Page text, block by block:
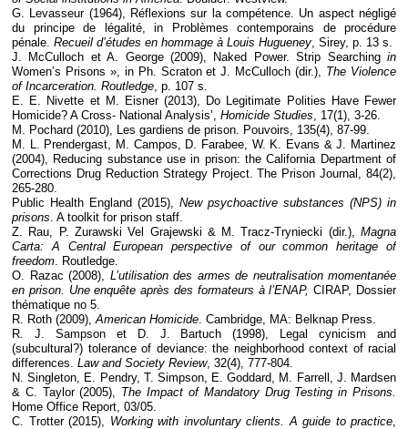
G. Levasseur (1964), Réflexions sur la compétence. Un aspect négligé
du principe de légalité, in Problèmes contemporains de procédure
pénale. Recueil d’études en hommage à Louis Hugueney , Sirey, p. 13 s.
J. McCulloch et A. George (2009), Naked Power. Strip Searching in
Women’s Prisons », in Ph. Scraton et J. McCulloch (dir.), The Violence
of Incarceration. Routledge , p. 107 s.
E. E. Nivette et M. Eisner (2013), Do Legitimate Polities Have Fewer
Homicide? A Cross- National Analysis’, Homicide Studies , 17(1), 3-26.
M. Pochard (2010), Les gardiens de prison. Pouvoirs, 135(4), 87-99.
M. L. Prendergast, M. Campos, D. Farabee, W. K. Evans & J. Martinez
(2004), Reducing substance use in prison: the California Department of
Corrections Drug Reduction Strategy Project. The Prison Journal, 84(2),
265-280.
Public Health England (2015), New psychoactive substances (NPS) in
prisons . A toolkit for prison staff.
Z. Rau, P. Zurawski Vel Grajewski & M. Tracz-Tryniecki (dir.), Magna
Carta: A Central European perspective of our common heritage of
freedom . Routledge.
O. Razac (2008),
L’utilisation des armes de neutralisation momentanée
en prison. Une enquête après des formateurs à l’ENAP, CIRAP, Dossier
thématique no 5.
R. Roth (2009), American Homicide . Cambridge, MA: Belknap Press.
R. J. Sampson et D. J. Bartuch (1998), Legal cynicism and
(subcultural?) tolerance of deviance: the neighborhood context of racial
differences. Law and Society Review, 32(4), 777-804.
N. Singleton, E. Pendry, T. Simpson, E. Goddard, M. Farrell, J. Mardsen
& C. Taylor (2005), The Impact of Mandatory Drug Testing in Prisons.
Home Office Report, 03/05.
C. Trotter (2015), Working with involuntary clients. A guide to practice